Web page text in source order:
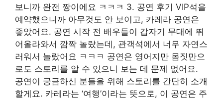
보니까 완전 짱이에요 ㅋㅋㅋ 3. 공연 후기 VIP석을
예약했으니까 아무것도 안 보이고, 카레라 공연은
좋았어요. 공연 시작 전 배우들이 갑자기 무대에 뛰
어올라와서 깜짝 놀랐는데, 관객석에서 너무 자연스
러워서 놀랐어요 ㅋㅋㅋ 공연은 영어지만 몸짓만으
로도 스토리를 알 수 있으니 보는 데 문제 없어요.
공연이 궁금하신 분들을 위해 스토리를 간단히 소개
할게요. 카레라는 ‘여행’이라는 뜻으로, 이 공연은 주